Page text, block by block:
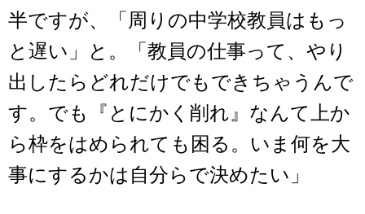
半ですが、「周りの中学校教員はもっ
と遅い」と。「教員の仕事って、やり
出したらどれだけでもできちゃうんで
す。でも『とにかく削れ』なんて上か
ら枠をはめられても困る。いま何を大
事にするかは自分らで決めたい」